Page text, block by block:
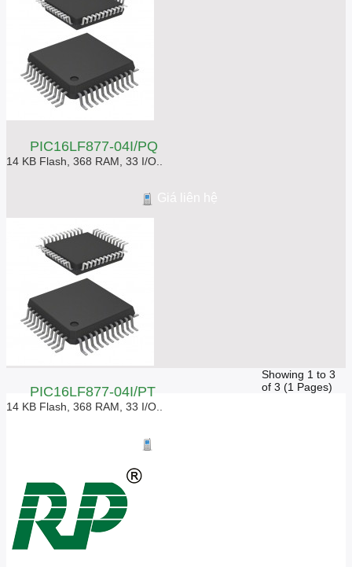
PIC16LF877-04I/PQ
14 KB Flash, 368 RAM, 33 I/O..
Giá liên hệ
PIC16LF877-04I/PT
14 KB Flash, 368 RAM, 33 I/O..
Showing 1 to 3
of 3 (1 Pages)